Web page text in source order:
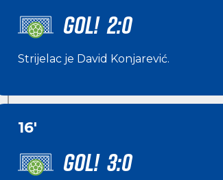
GOL! 2:0
Strijelac je David Konjarević.
16'
GOL! 3:0